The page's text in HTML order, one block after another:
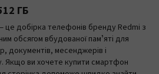
ГБ
добірка телефонів бренду Redmi з
обсягом вбудованої памʼяті для
документів, месенджерів і
Якщо ви хочете купити смартфон